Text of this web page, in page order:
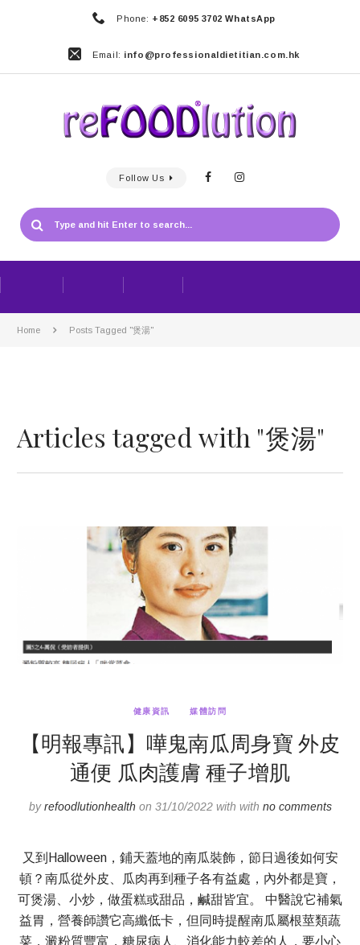
Phone: +852 6095 3702 WhatsApp
Email: info@professionaldietitian.com.hk
Follow Us
Home Posts Tagged "煲湯"
Articles tagged with "煲湯"
健康資訊 媒體訪問
【明報專訊】嘩鬼南瓜周身寶 外皮
通便 瓜肉護膚 種子增肌
byrefoodlutionhealth on 31/10/2022 with with no comments
又到Halloween，鋪天蓋地的南瓜裝飾，節日過後如何安
頓？南瓜從外皮、瓜肉再到種子各有益處，內外都是寶，
可煲湯、小炒，做蛋糕或甜品，鹹甜皆宜。 中醫說它補氣
益胃，營養師讚它高纖低卡，但同時提醒南瓜屬根莖類蔬
菜，澱粉質豐富，糖尿病人、消化能力較差的人，要小心